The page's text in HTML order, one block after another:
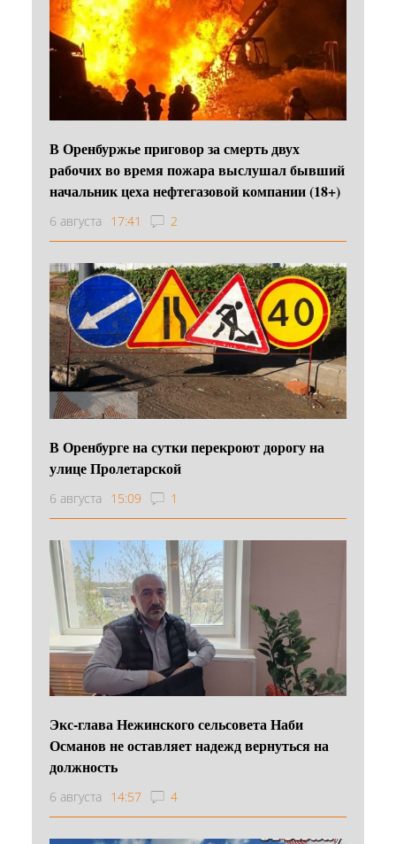
В Оренбуржье приговор за смерть двух
рабочих во время пожара выслушал бывший
начальник цеха нефтегазовой компании (18+)
6 августа 17:41 2
В Оренбурге на сутки перекроют дорогу на
улице Пролетарской
6 августа 15:09 1
Экс-глава Нежинского сельсовета Наби
Османов не оставляет надежд вернуться на
должность
6 августа 14:57 4